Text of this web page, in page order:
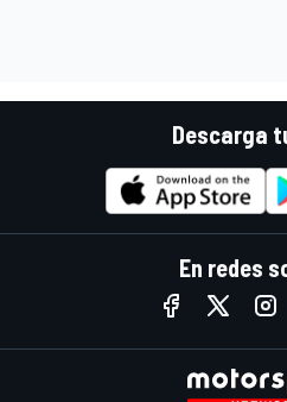
Descarga
En redes